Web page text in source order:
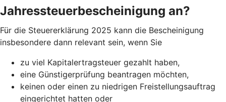
Jahressteuerbescheinigung an?
Für die Steuererklärung 2025 kann die Bescheinigung
insbesondere dann relevant sein, wenn Sie
zu viel Kapitalertragsteuer gezahlt haben,
eine Günstigerprüfung beantragen möchten,
keinen oder einen zu niedrigen Freistellungsauftrag
eingerichtet hatten oder